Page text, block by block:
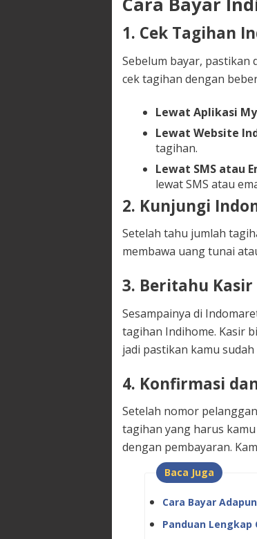
1. Cek Tagihan
Sebelum bayar, pastikan
cek tagihan dengan
Lewat Aplikasi
Lewat Website
tagihan.
Lewat SMS atau
lewat SMS atau
2. Kunjungi
Setelah tahu jumlah
membawa uang tunai
3. Beritahu
Sesampainya di
tagihan Indihome. Kasir
jadi pastikan kamu
4. Konfirmasi
Setelah nomor
tagihan yang harus
dengan pembayaran.
Baca Juga
Cara Bayar
Panduan Lengkap